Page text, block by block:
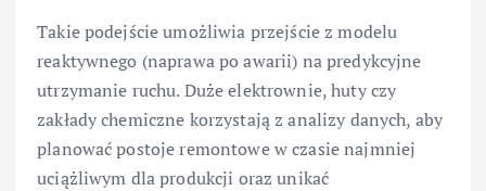
Takie podejście umożliwia przejście z modelu
reaktywnego (naprawa po awarii) na predykcyjne
utrzymanie ruchu. Duże elektrownie, huty czy
zakłady chemiczne korzystają z analizy danych, aby
planować postoje remontowe w czasie najmniej
uciążliwym dla produkcji oraz unikać